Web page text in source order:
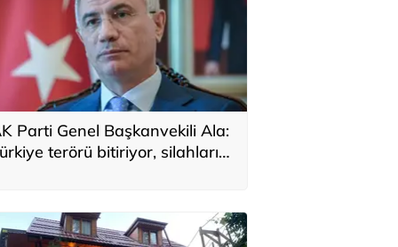
Parti Genel Başkanvekili Ala:
terörü bitiriyor, silahların